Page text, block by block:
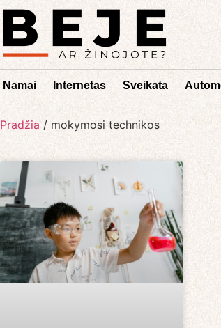
Namai Internetas Sveikata
Pradžia / mokymosi technikos